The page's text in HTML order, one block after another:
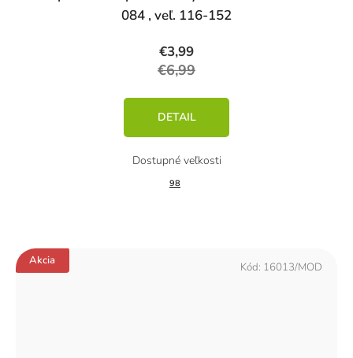
084 , veľ. 116-152
€3,99
€6,99
DETAIL
98
Akcia Kód: 16013/MOD